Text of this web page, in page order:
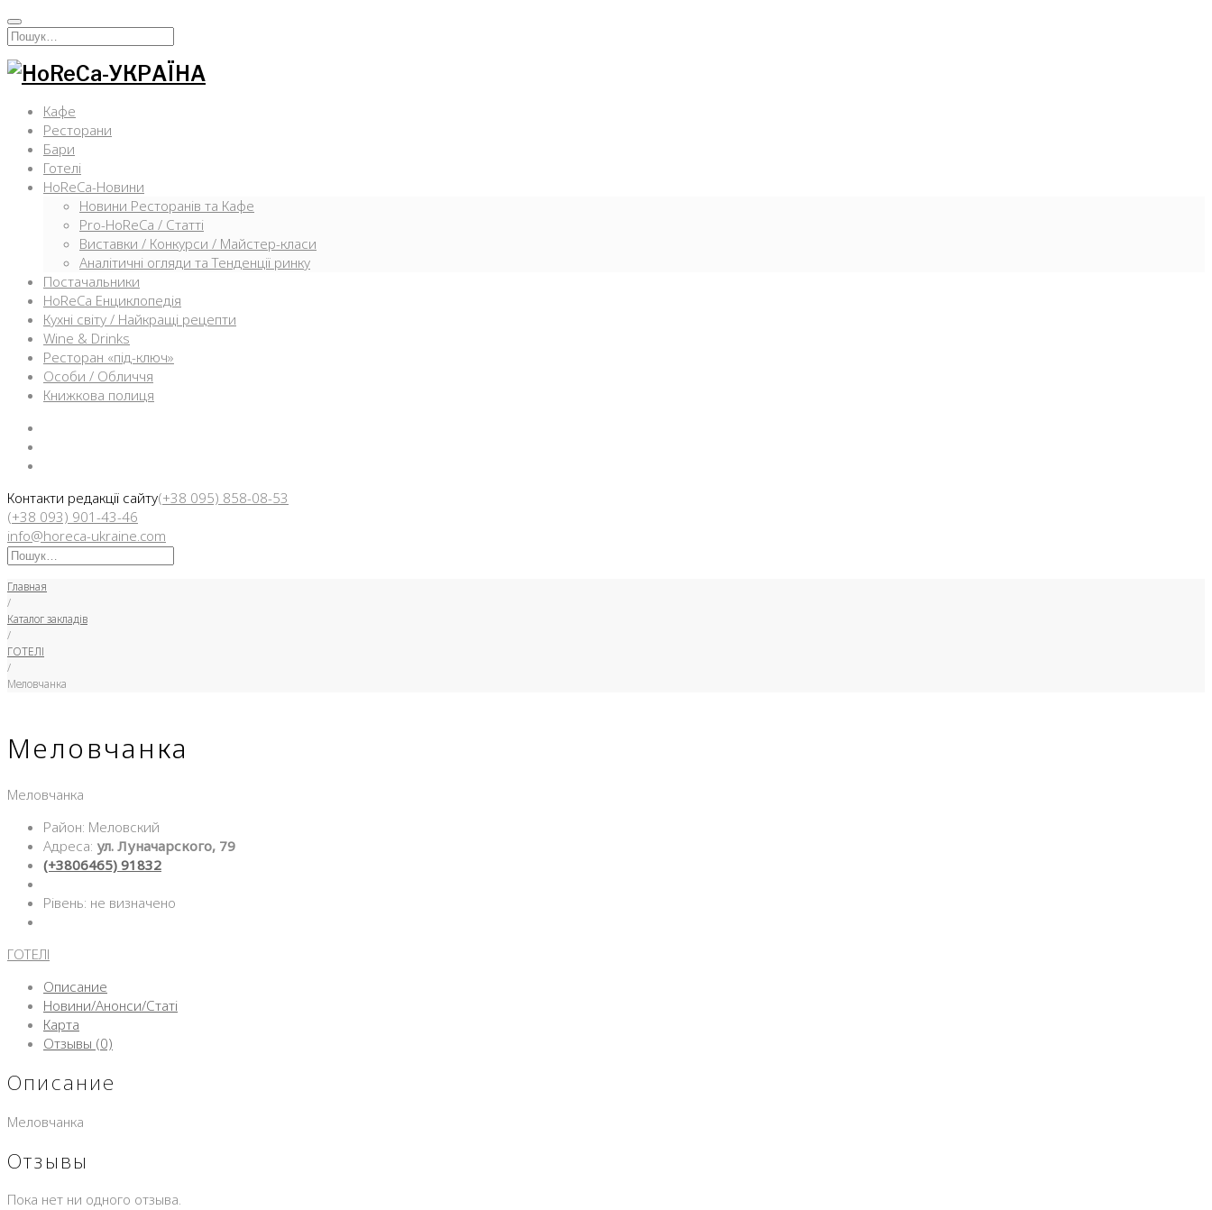
Перейти
кИскать:
Кафе
Ресторани
Бари
Готелі
HoReCa-Новини
Новини Ресторанів та Кафе
Pro-HoReCa / Статті
Виставки / Конкурси / Майстер-класи
Аналітичні огляди та Тенденції ринку
Постачальники
HoReCa Енциклопедія
Кухні світу / Найкращі рецепти
Wine & Drinks
Ресторан «під-ключ»
Особи / Обличчя
Книжкова полиця
Контакти редакції сайту(+38 095) 858-08-53
(+38 093) 901-43-46
info@horeca-ukraine.com
Искать:
Главная
/
Каталог закладів
/
ГОТЕЛІ
/
Меловчанка
Меловчанка
Меловчанка
Район: Меловский
Адреса: ул. Луначарского, 79
(+3806465) 91832
Рівень: не визначено
ГОТЕЛІ
Описание
Новини/Анонси/Статі
Карта
Отзывы (0)
Описание
Меловчанка
Отзывы
Пока нет ни одного отзыва.